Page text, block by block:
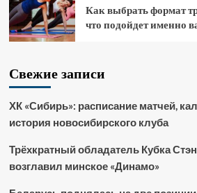
Как выбрать формат
что подойдет именно
Свежие записи
ХК «Сибирь»: расписание матчей,
история новосибирского клуба
Трёхкратный обладатель Кубка
возглавил минское «Динамо»